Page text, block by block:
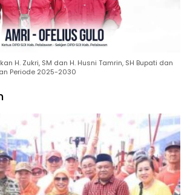
H. Zukri, SM dan H. Husni Tamrin, SH Bupati dan
Periode 2025-2030